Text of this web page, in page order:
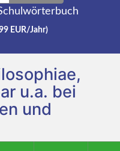
EUR/Jahr)
u.a. bei
und